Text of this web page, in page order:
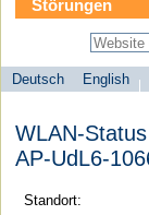
Störungen
Sprachauswahl
Deutsch
English
Universität
zu
Berlin
WLAN-
AP-UdL6-
Standort: